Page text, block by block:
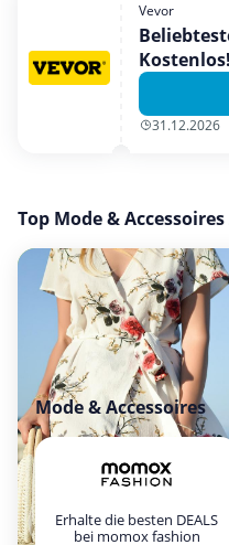
Vevor
Kostenlos!
31.12.2026
Top Mode &
Mode & Accessoires
Erhalte die besten DEALS
bei momox fashion